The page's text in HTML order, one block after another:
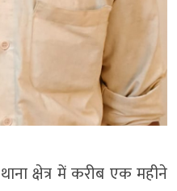
क्षेत्र में करीब एक महीने